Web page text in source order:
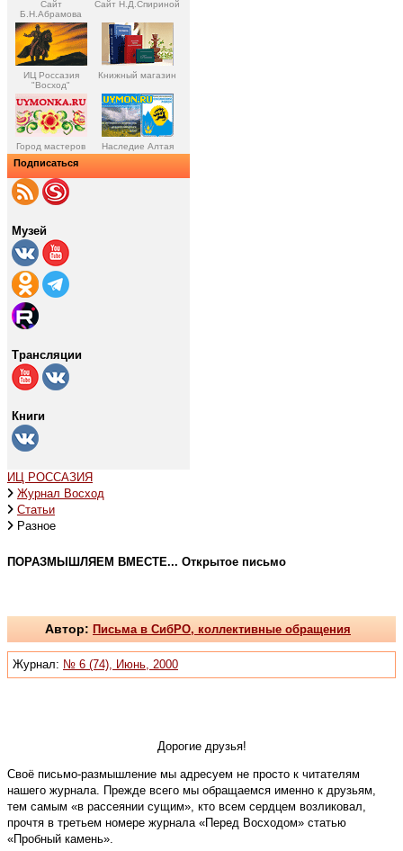
Сайт
Б.Н.Абрамова
Сайт Н.Д.Спириной
ИЦ Россазия
"Восход"
Книжный магазин
Город мастеров Наследие Алтая
Подписаться
Музей
Трансляции
Книги
ИЦ РОССАЗИЯ
Журнал Восход
Статьи
Разное
ПОРАЗМЫШЛЯЕМ ВМЕСТЕ... Открытое письмо
Автор: Письма в СибРО, коллективные обращения
Журнал: № 6 (74), Июнь, 2000
Дорогие друзья!
Своё письмо-размышление мы адресуем не просто к читателям
нашего журнала. Прежде всего мы обращаемся именно к друзьям,
тем самым «в рассеянии сущим», кто всем сердцем возликовал,
прочтя в третьем номере журнала «Перед Восходом» статью
«Пробный камень».